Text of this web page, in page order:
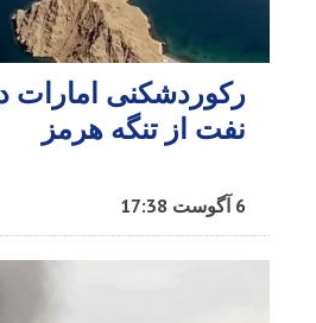
رکوردشکنی امارات
نفت از تنگه هرمز
6 آگوست 17:38